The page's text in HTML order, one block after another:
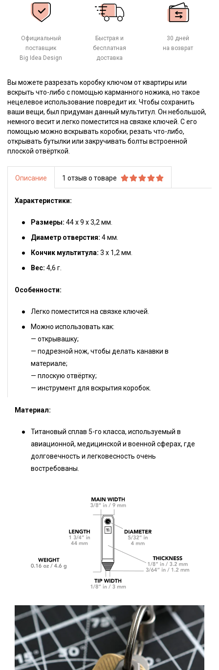
Официальный
поставщик
Big Idea Design
Быстрая и
бесплатная
доставка
30 дней
на возврат
Вы можете разрезать коробку ключом от квартиры или
вскрыть что-либо с помощью карманного ножика, но такое
нецелевое использование повредит их. Чтобы сохранить
ваши вещи, был придуман данный мультитул. Он небольшой,
немного весит и легко поместится на связке ключей. С его
помощью можно вскрывать коробки, резать что-либо,
открывать бутылки или закручивать болты встроенной
плоской отвёрткой.
Описание 1 отзыв о товаре
Характеристики:
Размеры: 44 х 9 х 3,2 мм.
Диаметр отверстия: 4 мм.
Кончик мультитула: 3 х 1,2 мм.
Вес: 4,6 г.
Особенности:
Легко поместится на связке ключей.
Можно использовать как:
— открывашку;
— подрезной нож, чтобы делать канавки в
материале;
— плоскую отвёртку;
— инструмент для вскрытия коробок.
Материал:
Титановый сплав 5-го класса, используемый в
авиационной, медицинской и военной сферах, где
долговечность и легковесность очень
востребованы.